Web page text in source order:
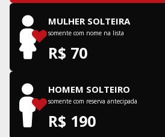
MULHER SOLTEIRA
somente com nome na lista
R$ 70
HOMEM SOLTEIRO
somente com reserva antecipada
R$ 190